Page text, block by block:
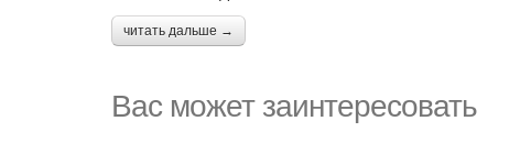
читать дальше →
Вас может заинтересовать